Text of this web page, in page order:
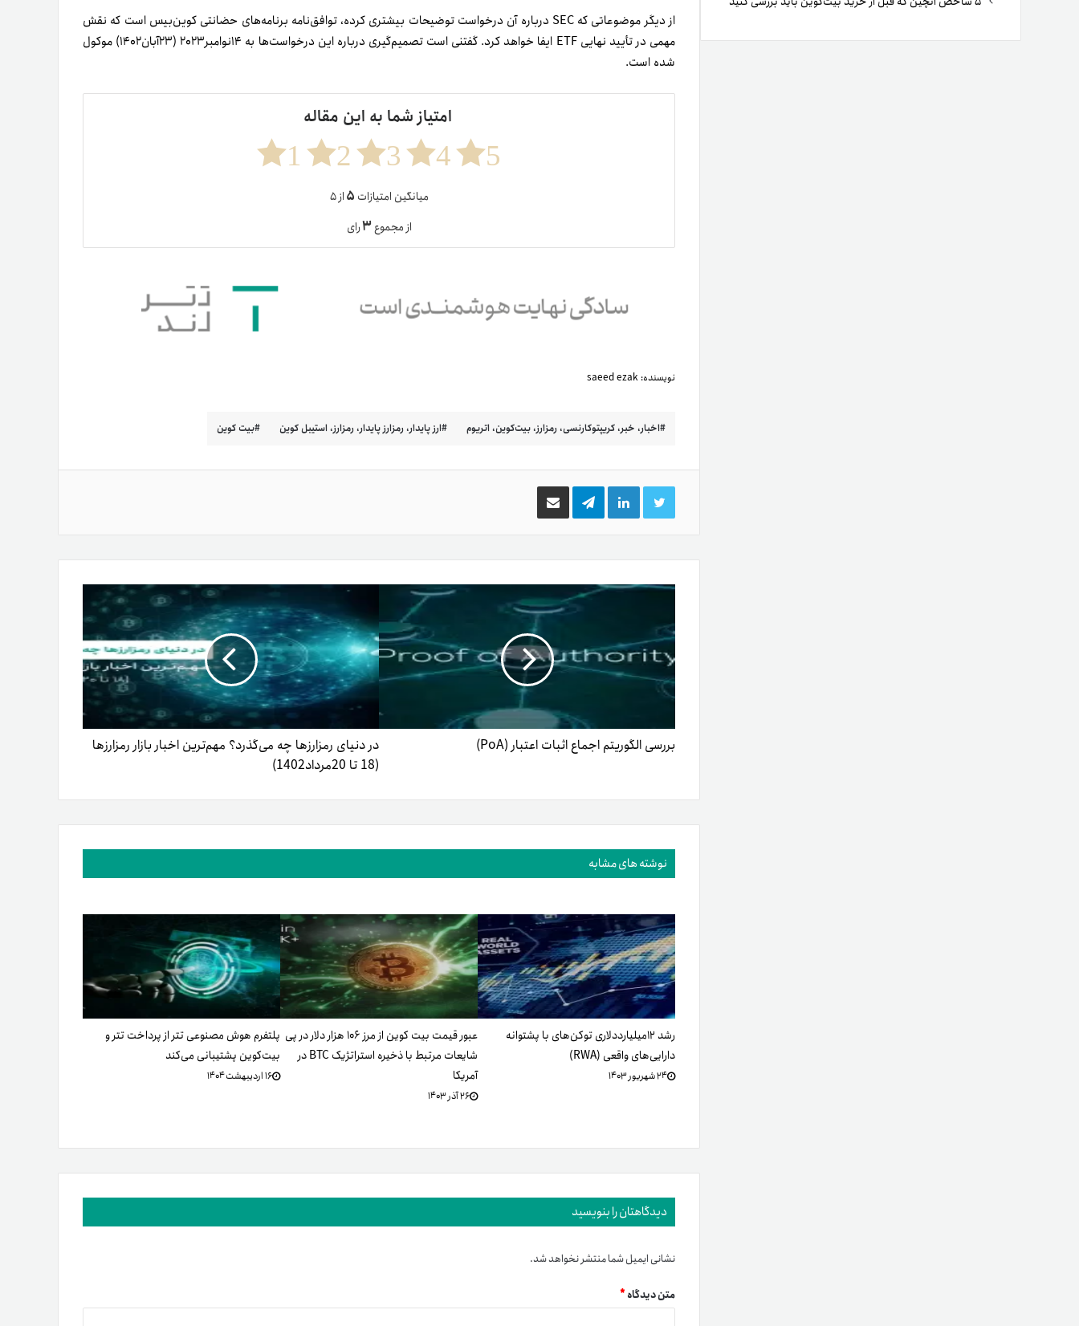
از دیگر موضوعاتی که SEC درباره آن درخواست توضیحات بیشتری کرده، توافق‌نامه برنامه‌های حضانتی کوین‌بیس است که نقش
مهمی در تأیید نهایی ETF ایفا خواهد کرد. گفتنی‌ است تصمیم‌گیری درباره این درخواست‌ها به ۱۴نوامبر۲۰۲۳ (۲۳‌آبان۱۴۰۲) موکول
شده است.
امتیاز شما به این مقاله
5
4
3
2
1
میانگین امتیازات ۵از ۵
از مجموع۳رای
نویسنده: saeed ezak
اخبار، خبر، کریپتوکارنسی، رمزارز، بیت‌کوین، اتریوم ارز پایدار، رمزارز پایدار، رمزارز، استیبل کوین بیت کوین
توییتر لینکدینتلگرام اشتراک
گذاری
ایمیل
بررسی الگوریتم اجماع اثبات اعتبار (PoA)
در دنیای رمزارزها چه می‌گذرد؟ مهم‌ترین اخبار بازار رمزارزها
(18 تا 20مرداد1402)
نوشته های مشابه
رشد ۱۲میلیارددلاری توکن‌های با پشتوانه
دارایی‌های واقعی (RWA)
۲۴ شهریور ۱۴۰۳
عبور قیمت بیت کوین از مرز ۱۰۶ هزار دلار در پی
شایعات مرتبط با ذخیره استراتژیک BTC در
آمریکا
۲۶ آذر ۱۴۰۳
پلتفرم هوش مصنوعی تتر از پرداخت تتر و
بیت‌کوین پشتیبانی می‌کند
۱۶ اردیبهشت ۱۴۰۴
دیدگاهتان را بنویسید
نشانی ایمیل شما منتشر نخواهد شد.
متن دیدگاه*